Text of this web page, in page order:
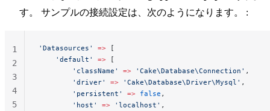
す。 サンプルの接続設定は、次のようになります。 :
'Datasources' => [
    'default'
=> [
        'className'
=> 'Cake\Database\Connection' ,
        'driver'
=> 'Cake\Database\Driver\Mysql' ,
        'persistent'
=> false ,
        'host'
=> 'localhost' ,
1
2
3
4
5